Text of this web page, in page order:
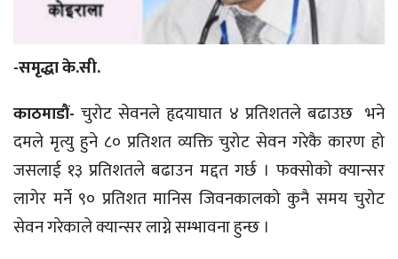
-समृद्धा के.सी.
काठमाडौं-चुरोट सेवनले हृदयाघात ४ प्रतिशतले बढाउछ भने
दमले मृत्यु हुने ८० प्रतिशत व्यक्ति चुरोट सेवन गरेकै कारण हो
जसलाई १३ प्रतिशतले बढाउन मद्दत गर्छ । फक्सोको क्यान्सर
लागेर मर्ने ९० प्रतिशत मानिस जिवनकालको कुनै समय चुरोट
सेवन गरेकाले क्यान्सर लाग्ने सम्भावना हुन्छ ।